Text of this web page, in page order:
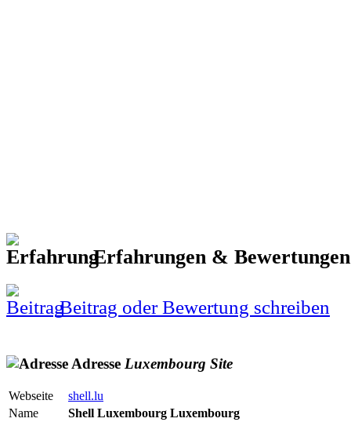
Erfahrungen &
Beitrag oder Bewertung schreiben
Adresse Luxembourg Site
Webseite
shell.lu
Name
Shell Luxembourg Luxembourg